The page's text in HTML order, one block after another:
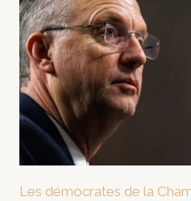
Les démocrates de la